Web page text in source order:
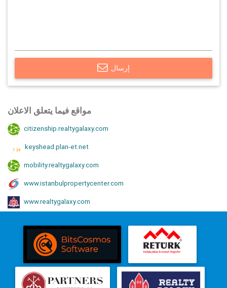
إرسال
مواقع فيما يتعلق الاعلان
citizenship.realtygalaxy.com
keyshead.plan-et.net
mobility.realtygalaxy.com
www.istanbulpropertycenter.com
www.realtygalaxy.com